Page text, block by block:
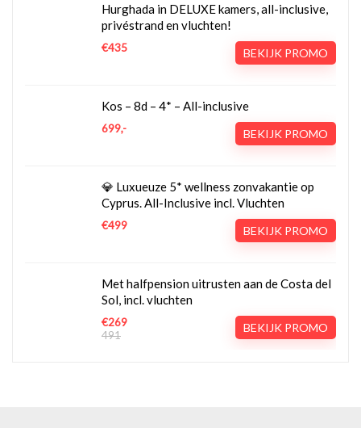
Hurghada in DELUXE kamers, all-inclusive,
privéstrand en vluchten!
€435 BEKIJK PROMO
Kos – 8d – 4* – All-inclusive
699,- BEKIJK PROMO
💎 Luxueuze 5* wellness zonvakantie op
Cyprus. All-Inclusive incl. Vluchten
€499 BEKIJK PROMO
Met halfpension uitrusten aan de Costa del
Sol, incl. vluchten
€269
491
BEKIJK PROMO